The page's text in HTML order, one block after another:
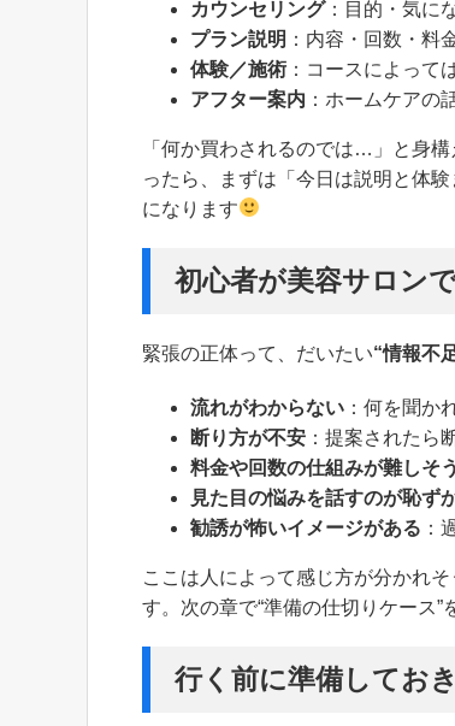
カウンセリング：目的・気に
プラン説明 ：内容・回数・料
体験／施術 ：コースによって
アフター案内 ：ホームケアの
「何か買わされるのでは…」と身構
ったら、まずは「今日は説明と体
になります
初心者が美容サロン
緊張の正体って、だいたい“情報不
流れがわからない ：何を聞か
断り方が不安 ：提案されたら
料金や回数の仕組みが難しそう
見た目の悩みを話すのが恥ず
勧誘が怖いイメージがある ：
ここは人によって感じ方が分かれそ
す。次の章で“準備の仕切りケース”
行く前に準備してお